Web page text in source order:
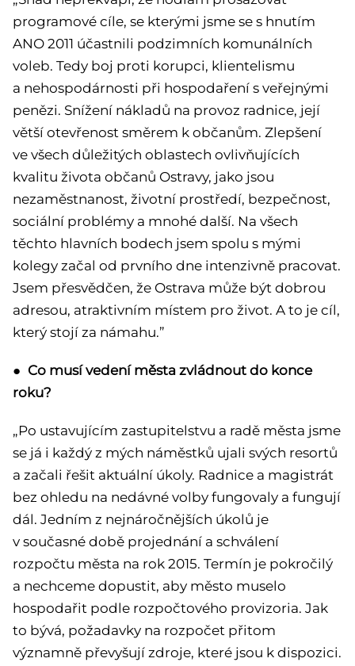
programové cíle, se kterými jsme se s hnutím
ANO 2011 účastnili podzimních komunálních
voleb. Tedy boj proti korupci, klientelismu
a nehospodárnosti při hospodaření s veřejnými
penězi. Snížení nákladů na provoz radnice, její
větší otevřenost směrem k občanům. Zlepšení
ve všech důležitých oblastech ovlivňujících
kvalitu života občanů Ostravy, jako jsou
nezaměstnanost, životní prostředí, bezpečnost,
sociální problémy a mnohé další. Na všech
těchto hlavních bodech jsem spolu s mými
kolegy začal od prvního dne intenzivně pracovat.
Jsem přesvědčen, že Ostrava může být dobrou
adresou, atraktivním místem pro život. A to je cíl,
který stojí za námahu.”
● Co musí vedení města zvládnout do konce
roku?
„Po ustavujícím zastupitelstvu a radě města jsme
se já i každý z mých náměstků ujali svých resortů
a začali řešit aktuální úkoly. Radnice a magistrát
bez ohledu na nedávné volby fungovaly a fungují
dál. Jedním z nejnáročnějších úkolů je
v současné době projednání a schválení
rozpočtu města na rok 2015. Termín je pokročilý
a nechceme dopustit, aby město muselo
hospodařit podle rozpočtového provizoria. Jak
to bývá, požadavky na rozpočet přitom
významně převyšují zdroje, které jsou k dispozici.